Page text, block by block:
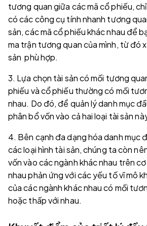
tương quan giữa các mã cổ phiếu,
có các công cụ tính nhanh tương
sản, các mã cổ phiếu khác nhau để
ma trận tương quan của mình, từ đó
sản phù hợp.
3. Lựa chọn tài sản có mối tương
phiếu và cổ phiếu thường có mối
nhau. Do đó, để quản lý danh mục
phân bổ vốn vào cả hai loại tài sản
4. Bên cạnh đa dạng hóa danh mục
các loại hình tài sản, chúng ta còn
vốn vào các ngành khác nhau trên
nhau phản ứng với các yếu tố vĩ mô
của các ngành khác nhau có mối
hoặc thấp với nhau.